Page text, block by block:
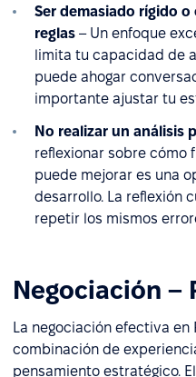
Ser demasiado rígido
reglas – Un enfoque
limita tu capacidad de
puede ahogar
importante ajustar tu
No realizar un análisis
reflexionar sobre cómo
puede mejorar es una
desarrollo. La reflexión
repetir los mismos
Negociación –
La negociación efectiva en
combinación de
pensamiento estratégico.